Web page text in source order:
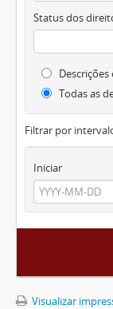
Status dos
Todas as
Filtrar por
Iniciar
Visualizar